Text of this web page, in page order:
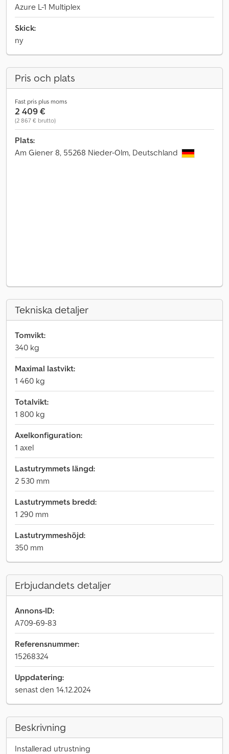
Azure L-1 Multiplex
Skick:
ny
Pris och plats
Fast pris plus moms
2 409 €
(2 867 € brutto)
Plats:
Am Giener 8, 55268 Nieder-Olm, Deutschland
Tekniska detaljer
Tomvikt:
340 kg
Maximal lastvikt:
1 460 kg
Totalvikt:
1 800 kg
Axelkonfiguration:
1 axel
Lastutrymmets längd:
2 530 mm
Lastutrymmets bredd:
1 290 mm
Lastutrymmeshöjd:
350 mm
Erbjudandets detaljer
Annons-ID:
A709-69-83
Referensnummer:
15268324
Uppdatering:
senast den 14.12.2024
Beskrivning
Installerad utrustning